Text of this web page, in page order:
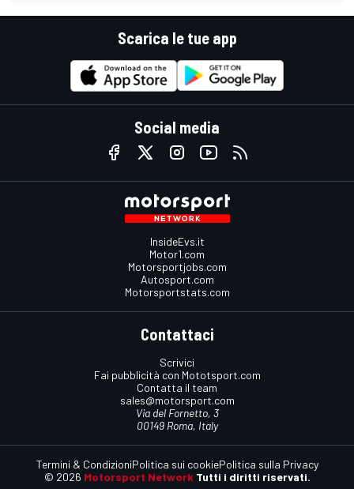
Scarica le tue app
Social media
InsideEvs.it
Motor1.com
Motorsportjobs.com
Autosport.com
Motorsportstats.com
Contattaci
Scrivici
Fai pubblicità con Mototsport.com
Contatta il team
sales@motorsport.com
Via del Fornetto, 3
00149 Roma, Italy
© 2026 Motorsport Network Tutti i diritti riservati.
Termini & CondizioniPolitica sui cookiePolitica sulla Privacy